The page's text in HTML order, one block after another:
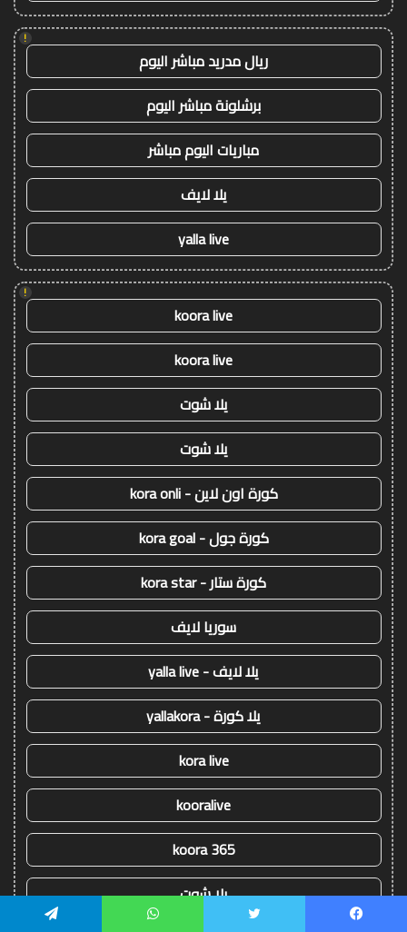
!
ريال مدريد مباشر اليوم
برشلونة مباشر اليوم
مباريات اليوم مباشر
يلا لايف
yalla live
!
koora live
koora live
يلا شوت
يلا شوت
كورة اون لاين - kora onli
كورة جول - kora goal
كورة ستار - kora star
سوريا لايف
يلا لايف - yalla live
يلا كورة - yallakora
kora live
kooralive
koora 365
يلا شوت